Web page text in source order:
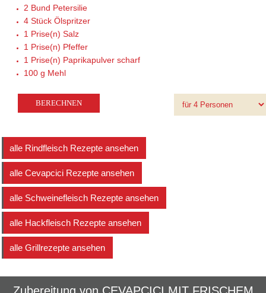
2 Bund Petersilie
4 Stück Ölspritzer
1 Prise(n) Salz
1 Prise(n) Pfeffer
1 Prise(n) Paprikapulver scharf
100 g Mehl
alle Rindfleisch Rezepte ansehen
alle Cevapcici Rezepte ansehen
alle Schweinefleisch Rezepte ansehen
alle Hackfleisch Rezepte ansehen
alle Grillrezepte ansehen